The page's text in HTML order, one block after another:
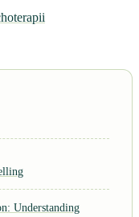
Understanding